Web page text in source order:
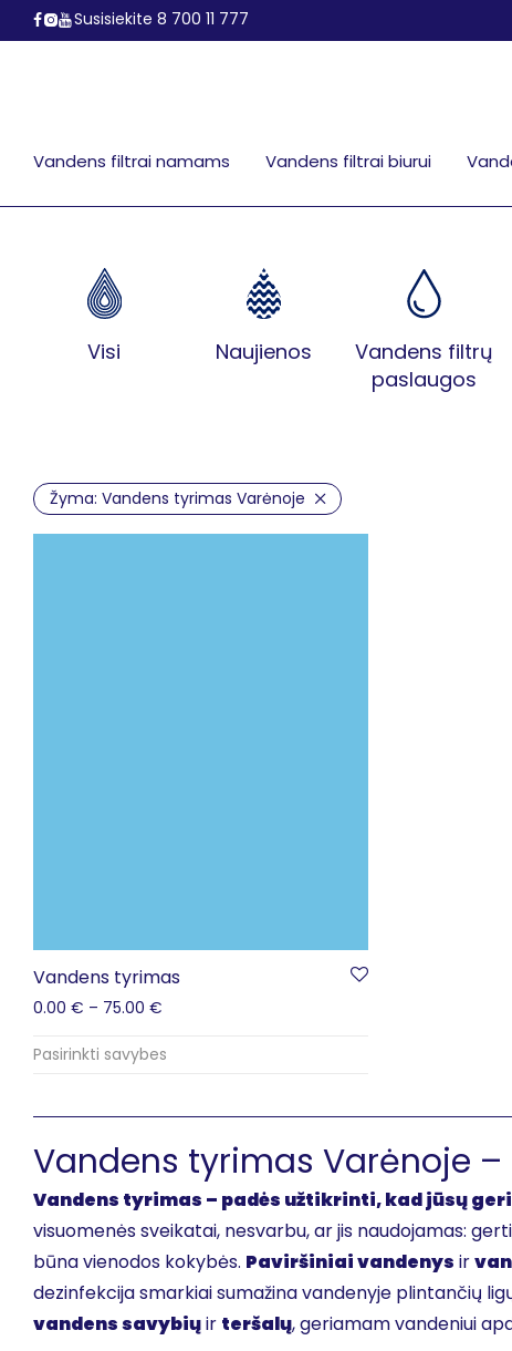
Susisiekite 8 700 11 777
Vandens filtrai namams Vandens filtrai biurui
Visi Naujienos
Vandens filtrų
paslaugos
Žyma: Vandens tyrimas Varėnoje
Vandens tyrimas
0.00 € – 75.00 €
Pasirinkti savybes
Vandens tyrimas Varėnoje
Vandens tyrimas – padės užtikrinti, kad jūsų
visuomenės sveikatai, nesvarbu, ar jis naudojamas:
būna vienodos kokybės. Paviršiniai vandenys ir
dezinfekcija smarkiai sumažina vandenyje plintančių
vandens savybiųir teršalų, geriamam vandeniui